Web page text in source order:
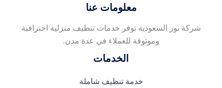
معلومات عنا
شركة نور السعودية توفر خدمات تنظيف منزلية احترافية
وموثوقة للعملاء في عدة مدن.
الخدمات
خدمة تنظيف شاملة